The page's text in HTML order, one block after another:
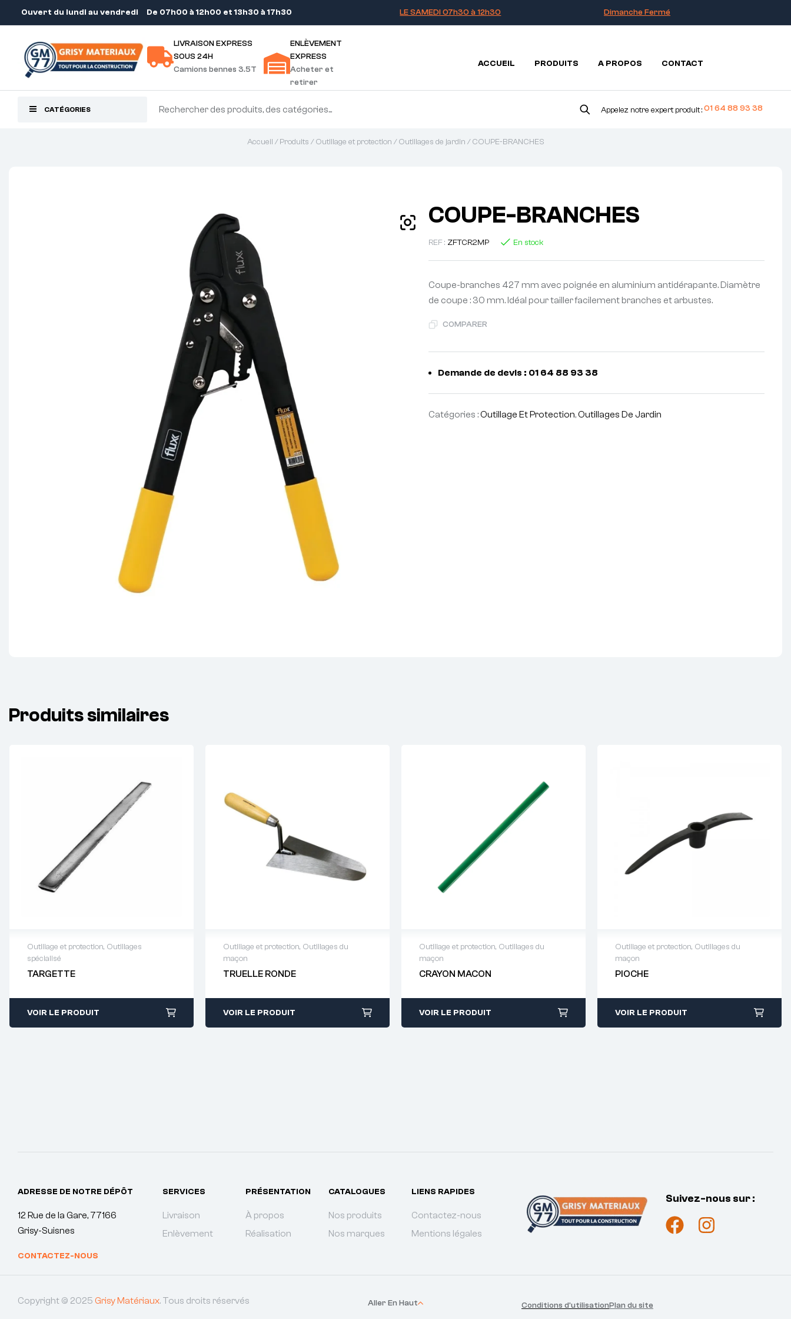
Ouvert du lundi au vendredi De 07h00 à 12h00 et 13h30 à 17h30 LE SAMEDI 07h30 à 12h30 Dimanche Fermé
ACCUEIL PRODUITS A PROPOS CONTACT
LIVRAISON EXPRESS
SOUS 24H
Camions bennes 3.5T
ENLÈVEMENT
EXPRESS
Acheter et
retirer
CATÉGORIES Appelez notre expert produit : 01 64 88 93 38
Accueil /Produits /Outillage et protection /Outillages de jardin / COUPE-BRANCHES
COUPE-BRANCHES
REF : ZFTCR2MP En stock
Coupe-branches 427 mm avec poignée en aluminium antidérapante. Diamètre
de coupe : 30 mm. Idéal pour tailler facilement branches et arbustes.
COMPARER
Demande de devis : 01 64 88 93 38
Catégories :Outillage Et Protection,Outillages De Jardin
Produits similaires
Outillage et protection, Outillages
spécialisé
TARGETTE
Demande de devis : 01 64 88 93
38
VOIR LE PRODUIT
Outillage et protection, Outillages du
maçon
TRUELLE RONDE
Demande de devis : 01 64 88 93
38
VOIR LE PRODUIT
Outillage et protection, Outillages du
maçon
CRAYON MACON
Demande de devis : 01 64 88 93
38
VOIR LE PRODUIT
Outillage et protection, Outillages du
maçon
PIOCHE
Demande de devis : 01 64 88 93
38
VOIR LE PRODUIT
ADRESSE DE NOTRE DÉPÔT
12 Rue de la Gare, 77166
Grisy-Suisnes
CONTACTEZ-NOUS
SERVICES
Livraison
Enlèvement
PRÉSENTATION
À propos
Réalisation
CATALOGUES
Nos produits
Nos marques
LIENS RAPIDES
Contactez-nous
Mentions légales
Suivez-nous sur :
Copyright © 2025 Grisy Matériaux. Tous droits réservés Aller En Haut Conditions d'utilisationPlan du site